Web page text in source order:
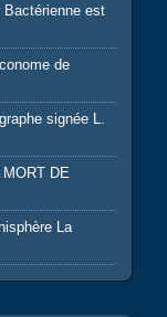
Bactérienne est
de
signée L.
DE
La